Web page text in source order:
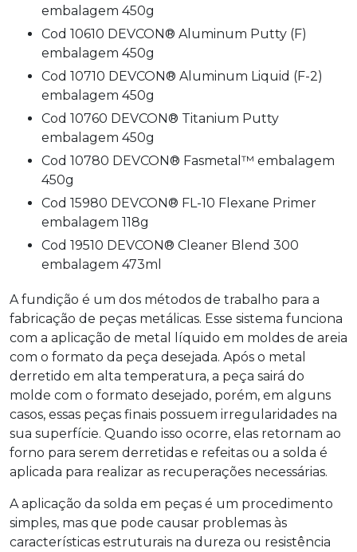
embalagem 450g
Cod 10610 DEVCON® Aluminum Putty (F)
embalagem 450g
Cod 10710 DEVCON® Aluminum Liquid (F-2)
embalagem 450g
Cod 10760 DEVCON® Titanium Putty
embalagem 450g
Cod 10780 DEVCON® Fasmetal™ embalagem
450g
Cod 15980 DEVCON® FL-10 Flexane Primer
embalagem 118g
Cod 19510 DEVCON® Cleaner Blend 300
embalagem 473ml
A fundição é um dos métodos de trabalho para a
fabricação de peças metálicas. Esse sistema funciona
com a aplicação de metal líquido em moldes de areia
com o formato da peça desejada. Após o metal
derretido em alta temperatura, a peça sairá do
molde com o formato desejado, porém, em alguns
casos, essas peças finais possuem irregularidades na
sua superfície. Quando isso ocorre, elas retornam ao
forno para serem derretidas e refeitas ou a solda é
aplicada para realizar as recuperações necessárias.
A aplicação da solda em peças é um procedimento
simples, mas que pode causar problemas às
características estruturais na dureza ou resistência